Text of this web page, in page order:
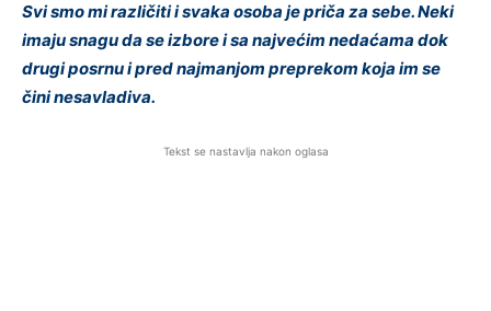
Svi smo mi različiti i svaka osoba je priča za sebe. Neki
imaju snagu da se izbore i sa najvećim nedaćama dok
drugi posrnu i pred najmanjom preprekom koja im se
čini nesavladiva.
Tekst se nastavlja nakon oglasa